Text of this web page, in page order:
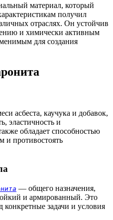
материал, который
получил
отраслях. Он устойчив
и химически активным
для создания
асбеста, каучука и добавок,
эластичность и
обладает способностью
и противостоять
— общего назначения,
и армированный. Это
конкретные задачи и условия